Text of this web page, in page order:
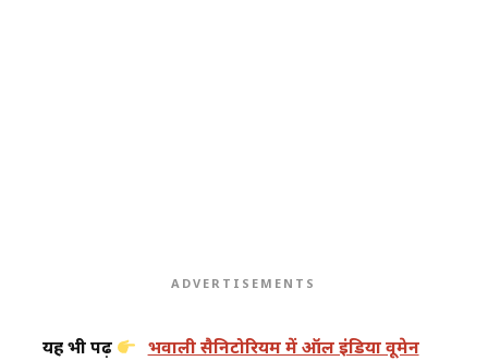
ADVERTISEMENTS
यह भी पढ़ें
भवाली सैनिटोरियम में ऑल इंडिया वूमेन